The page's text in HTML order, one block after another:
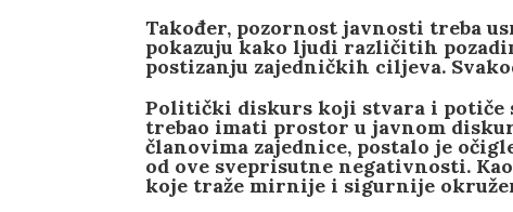
Također, pozornost javnosti treba
pokazuju kako ljudi različitih
postizanju zajedničkih ciljeva.
Politički diskurs koji stvara i potiče
trebao imati prostor u javnom
članovima zajednice, postalo je
od ove sveprisutne negativnosti.
koje traže mirnije i sigurnije